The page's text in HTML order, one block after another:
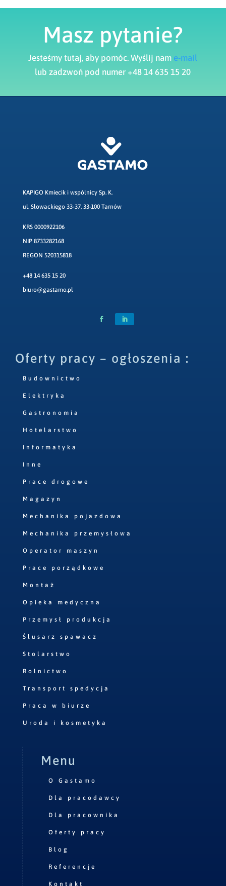
Masz pytanie?
Jesteśmy tutaj, aby pomóc. Wyślij nam e-mail
lub zadzwoń pod numer +48 14 635 15 20
KAPIGO Kmiecik i wspólnicy Sp. K.
ul. Słowackiego 33-37, 33-100 Tarnów
KRS 0000922106
NIP 8733282168
REGON 520315818
+48 14 635 15 20
biuro@gastamo.pl
Oferty pracy – ogłoszenia :
Budownictwo
Elektryka
Gastronomia
Hotelarstwo
Informatyka
Inne
Prace drogowe
Magazyn
Mechanika pojazdowa
Mechanika przemysłowa
Operator maszyn
Prace porządkowe
Montaż
Opieka medyczna
Przemysł produkcja
Ślusarz spawacz
Stolarstwo
Rolnictwo
Transport spedycja
Praca w biurze
Uroda i kosmetyka
Menu
O Gastamo
Dla pracodawcy
Dla pracownika
Oferty pracy
Blog
Referencje
Kontakt